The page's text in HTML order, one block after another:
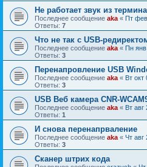
Не работает звук из
Последнее сообщение aka « Пт
Ответы: 7
Что не так с USB-
Последнее сообщение aka « Пн янв
Ответы: 3
Перенапровление USB
Последнее сообщение aka « Вт окт
Ответы: 3
USB Веб камера CNR-
Последнее сообщение aka « Вт авг
Ответы: 1
И снова перенапрваление
Последнее сообщение aka « Чт авг
Ответы: 3
Сканер штрих кода